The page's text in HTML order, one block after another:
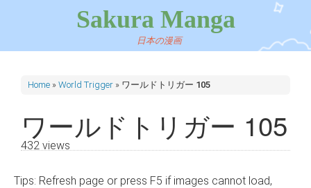
Sakura Manga
日本の漫画
Home » World Trigger » ワールドトリガー 105
ワールドトリガー 105
432 views
Tips: Refresh page or press F5 if images cannot load,